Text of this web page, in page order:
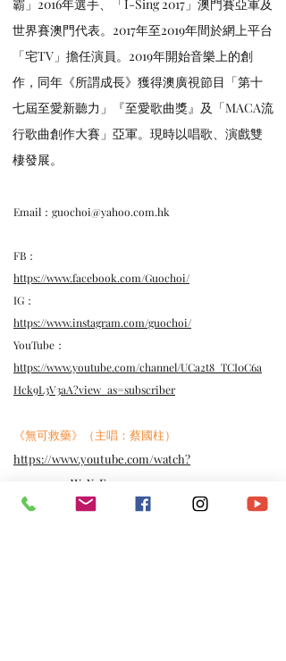
霸」2016年選手、「I-Sing 2017」澳門賽亞軍及
世界賽澳門代表。2017年至2019年間於網上平台
「宅TV」擔任演員。2019年開始音樂上的創
作，同年《所謂成長》獲得澳廣視節目「第十
七屆至愛新聽力」『至愛歌曲獎』及「MACA流
行歌曲創作大賽」亞軍。現時以唱歌、演戲雙
棲發展。
Email： guochoi@yahoo.com.hk
FB：
https://www.facebook.com/Guochoi/
IG：
https://www.instagram.com/guochoi/
YouTube：
https://www.youtube.com/channel/UCa2t8_TCI0C6a
Hck9L3V3aA?view_as=subscriber
《無可救藥》（主唱：蔡國柱）
https://www.youtube.com/watch?
v=em7mopWzXzE
《所謂成長》（主唱：蔡國柱）